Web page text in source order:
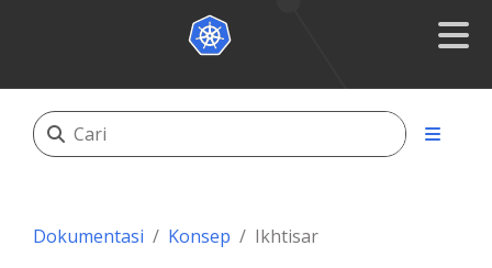
Dokumentasi Konsep Ikhtisar